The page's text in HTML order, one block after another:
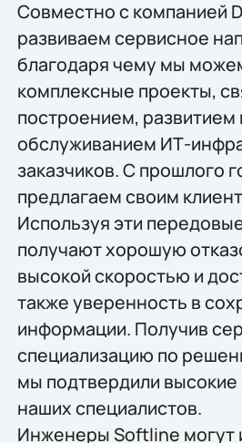
Совместно с компанией
развиваем сервисное
благодаря чему мы
комплексные проекты,
построением, развитием
обслуживанием ИТ-
заказчиков. С прошлого
предлагаем своим
Используя эти
получают хорошую
высокой скоростью и
также уверенность в
информации. Получив
специализацию по
мы подтвердили
наших специалистов.
Инженеры Softline могут